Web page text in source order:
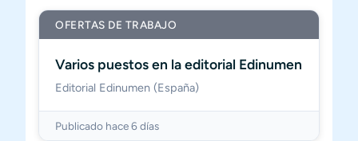
OFERTAS DE TRABAJO
Varios puestos en la editorial Edinumen
Editorial Edinumen (España)
Publicado hace 6 días